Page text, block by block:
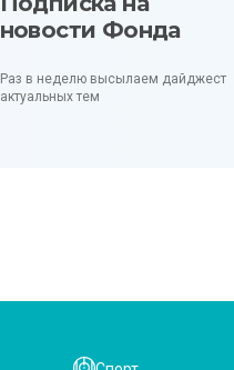
новости Фонда
Раз в неделю высылаем дайджест
актуальных тем